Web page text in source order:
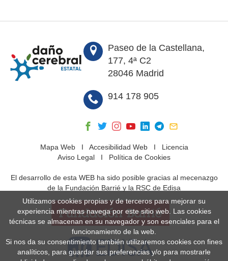
Paseo de la Castellana,
177, 4ª C2
28046 Madrid
914 178 905
Mapa WebI Accesibilidad WebI Licencia
Aviso Legal I Política de Cookies
El desarrollo de esta WEB ha sido posible gracias al mecenazgo
de la Fundación Barrié y la RSC de Edisa
Utilizamos cookies propias y de terceros para mejorar su
experiencia mientras navega por este sitio web. Las cookies
técnicas se almacenan en su navegador y son esenciales para el
funcionamiento de la web.
Si nos da su consentimiento también utilizaremos cookies con fines
analíticos, para guardar sus preferencias y/o para mostrarle